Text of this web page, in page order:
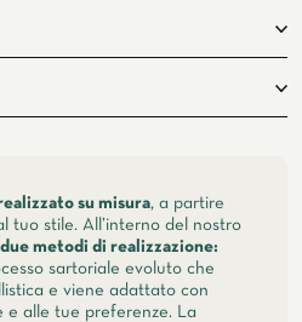
su misura, a partire
tuo stile. All’interno del nostro
due metodi di realizzazione:
sartoriale evoluto che
e viene adattato con
e alle tue preferenze. La